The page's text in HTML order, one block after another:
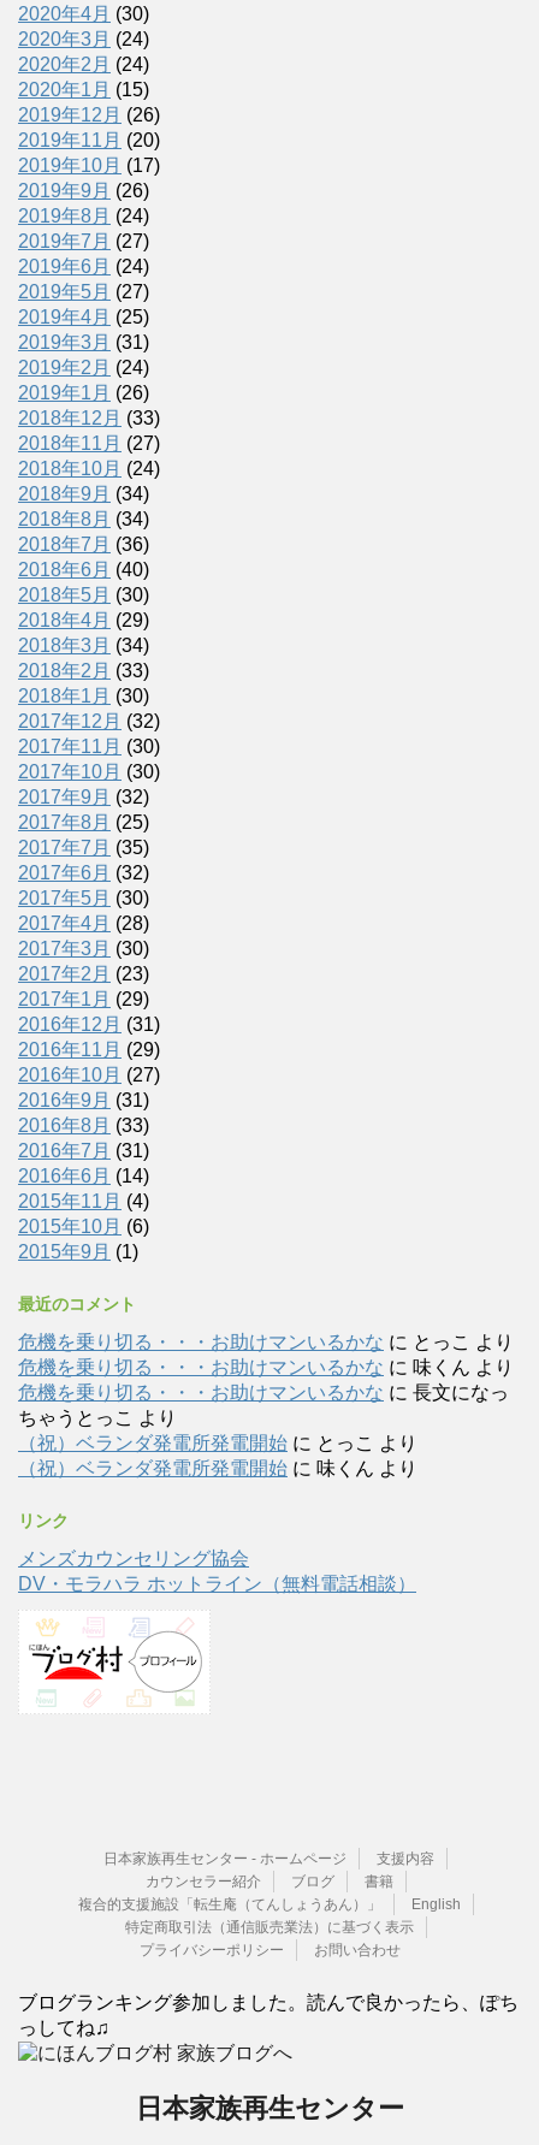
2020年4月 (30)
2020年3月 (24)
2020年2月 (24)
2020年1月 (15)
2019年12月 (26)
2019年11月 (20)
2019年10月 (17)
2019年9月 (26)
2019年8月 (24)
2019年7月 (27)
2019年6月 (24)
2019年5月 (27)
2019年4月 (25)
2019年3月 (31)
2019年2月 (24)
2019年1月 (26)
2018年12月 (33)
2018年11月 (27)
2018年10月 (24)
2018年9月 (34)
2018年8月 (34)
2018年7月 (36)
2018年6月 (40)
2018年5月 (30)
2018年4月 (29)
2018年3月 (34)
2018年2月 (33)
2018年1月 (30)
2017年12月 (32)
2017年11月 (30)
2017年10月 (30)
2017年9月 (32)
2017年8月 (25)
2017年7月 (35)
2017年6月 (32)
2017年5月 (30)
2017年4月 (28)
2017年3月 (30)
2017年2月 (23)
2017年1月 (29)
2016年12月 (31)
2016年11月 (29)
2016年10月 (27)
2016年9月 (31)
2016年8月 (33)
2016年7月 (31)
2016年6月 (14)
2015年11月 (4)
2015年10月 (6)
2015年9月 (1)
最近のコメント
危機を乗り切る・・・お助けマンいるかな に とっこ より
危機を乗り切る・・・お助けマンいるかな に 味くん より
危機を乗り切る・・・お助けマンいるかな に 長文になっ
ちゃうとっこ より
（祝）ベランダ発電所発電開始 に とっこ より
（祝）ベランダ発電所発電開始 に 味くん より
リンク
メンズカウンセリング協会
DV・モラハラ ホットライン（無料電話相談）
日本家族再生センター - ホームページ
支援内容
カウンセラー紹介
ブログ
書籍
複合的支援施設「転生庵（てんしょうあん）」
English
特定商取引法（通信販売業法）に基づく表示
プライバシーポリシー
お問い合わせ
ブログランキング参加しました。読んで良かったら、ぽち
っしてね♫
日本家族再生センター